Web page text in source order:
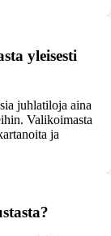
yleisesti
juhlatiloja aina
Valikoimasta
ja